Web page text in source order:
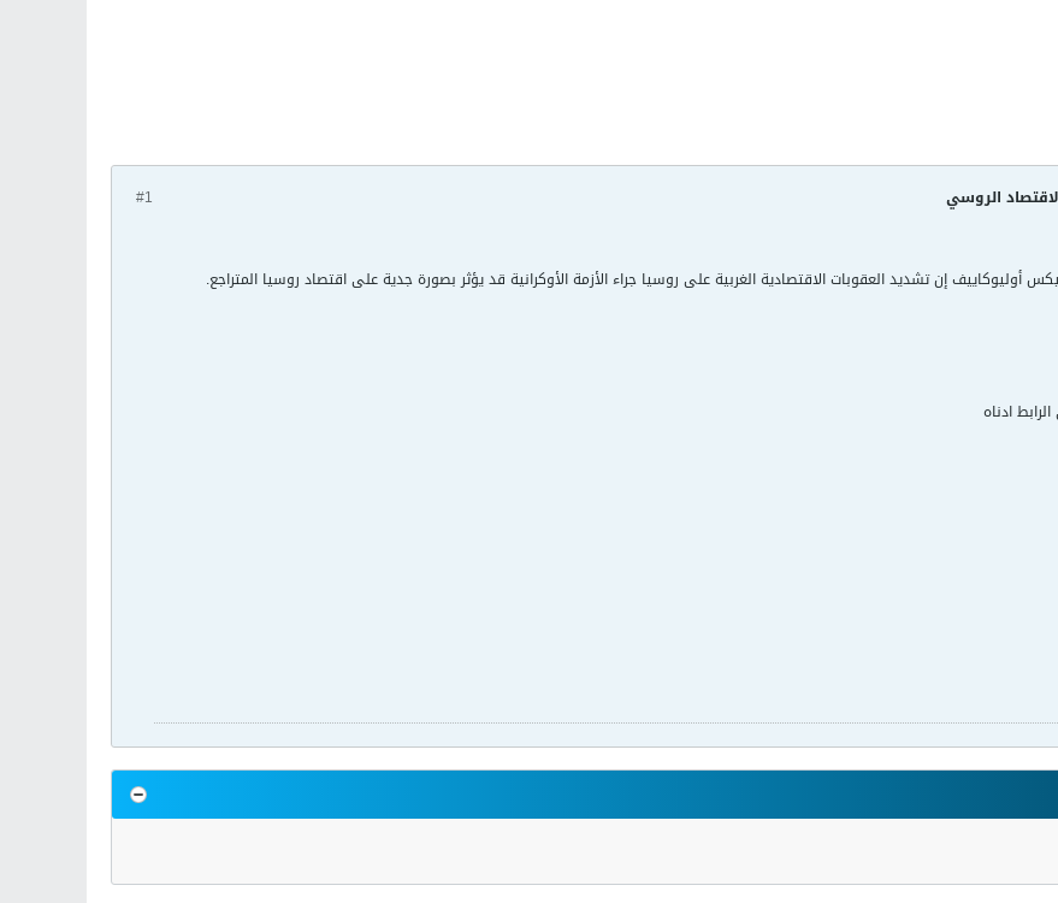
#1 الروسي
أوليوكاييف إن تشديد العقوبات الاقتصادية الغربية على روسيا جراء الأزمة الأوكرانية قد يؤثر بصورة جدية على اقتصاد روسيا المتراجع.
ادناه